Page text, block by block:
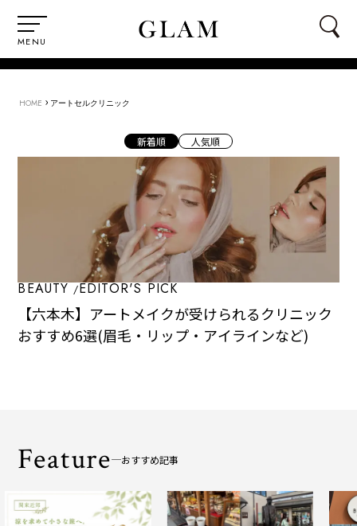
MENU
HOME › アートセルクリニック
新着順 人気順
BEAUTY EDITOR'S PICK
【六本木】アートメイクが受けられるクリニック
おすすめ6選(眉毛・リップ・アイラインなど)
Feature おすすめ記事